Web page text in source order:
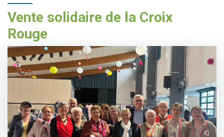
Vente solidaire de la Croix
Rouge